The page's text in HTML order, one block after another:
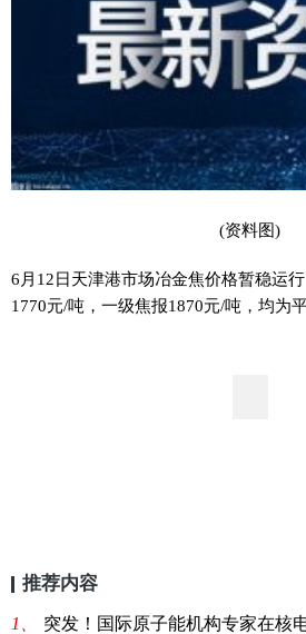
(资料图)
6月12日天津港市场冶金焦价格暂稳运
1770元/吨，一级焦报1870元/吨，均为
推荐内容
1、 突发！国际原子能机构专家在核